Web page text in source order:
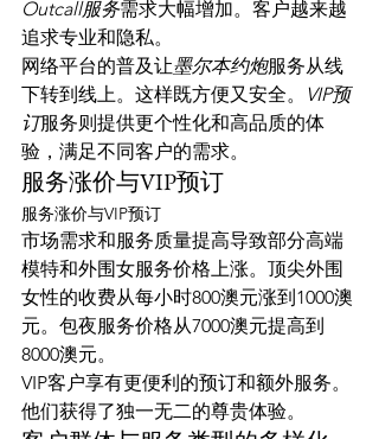
Outcall服务需求大幅增加。客户越来越
追求专业和隐私。
网络平台的普及让墨尔本约炮服务从线
下转到线上。这样既方便又安全。
VIP预
订服务则提供更个性化和高品质的体
验，满足不同客户的需求。
服务涨价与VIP预订
服务涨价与VIP预订
市场需求和服务质量提高导致部分高端
模特和外围女服务价格上涨。顶尖外围
女性的收费从每小时800澳元涨到1000澳
元。包夜服务价格从7000澳元提高到
8000澳元。
VIP客户享有更便利的预订和额外服务。
他们获得了独一无二的尊贵体验。